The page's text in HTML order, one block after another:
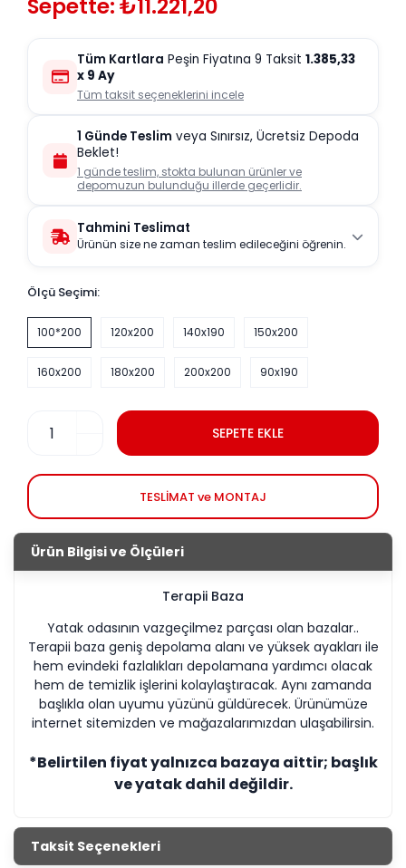
Sepette: ₺11.221,20
Tüm Kartlara Peşin Fiyatına 9 Taksit 1.385,33
x 9 Ay
Tüm taksit seçeneklerini incele
1 Günde Teslim veya Sınırsız, Ücretsiz Depoda
Beklet!
1 günde teslim, stokta bulunan ürünler ve
depomuzun bulunduğu illerde geçerlidir.
Tahmini Teslimat
Ürünün size ne zaman teslim edileceğini öğrenin.
Ölçü Seçimi:
100*200 120x200 140x190 150x200
160x200 180x200 200x200 90x190
SEPETE EKLE
TESLİMAT ve MONTAJ
Ürün Bilgisi ve Ölçüleri
Terapii Baza
Yatak odasının vazgeçilmez parçası olan bazalar..
Terapii baza geniş depolama alanı ve yüksek ayakları ile
hem evindeki fazlalıkları depolamana yardımcı olacak
hem de temizlik işlerini kolaylaştıracak. Aynı zamanda
başlıkla olan uyumu yüzünü güldürecek. Ürünümüze
internet sitemizden ve mağazalarımızdan ulaşabilirsin.
*Belirtilen fiyat yalnızca bazaya aittir; başlık
ve yatak dahil değildir.
Taksit Seçenekleri